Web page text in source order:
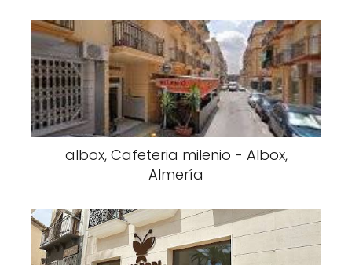
albox, Cafeteria milenio - Albox,
Almería